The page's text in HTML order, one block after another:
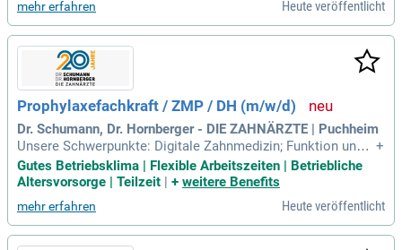
mehr erfahren Heute veröffentlicht
Prophylaxefachkraft / ZMP / DH (m/w/d)
Dr. Schumann, Dr. Hornberger - DIE ZAHNÄRZTE | Puchheim
Unsere Schwerpunkte: Digitale Zahnmedizin; Funktion und C
MD; Implantologie; Hochwertige Prothetik; Eigenes Meisterl
abor; Prävention und langfristige Zahngesundheit. Wir invest
ieren kontinuierlich in moderne Technik und in unsere Mitar
beiter.
+
Gutes Betriebsklima | Flexible Arbeitszeiten | Betriebliche
Altersvorsorge | Teilzeit | + weitere Benefits
mehr erfahren Heute veröffentlicht